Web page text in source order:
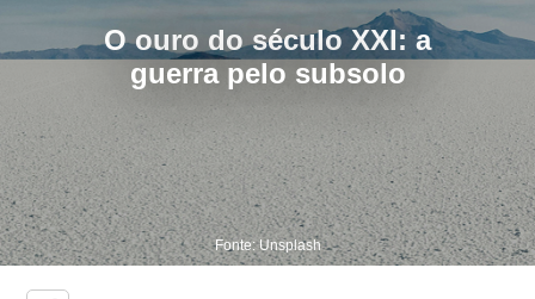
O ouro do século XXI: a
guerra pelo subsolo
Fonte: Unsplash